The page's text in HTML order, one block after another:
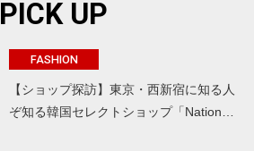
PICK UP
FASHION
【ショップ探訪】東京・西新宿に知る人
ぞ知る韓国セレクトショップ「Nation…